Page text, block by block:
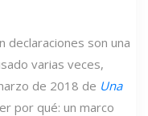
declaraciones son una
varias veces,
de 2018 de Una
por qué: un marco